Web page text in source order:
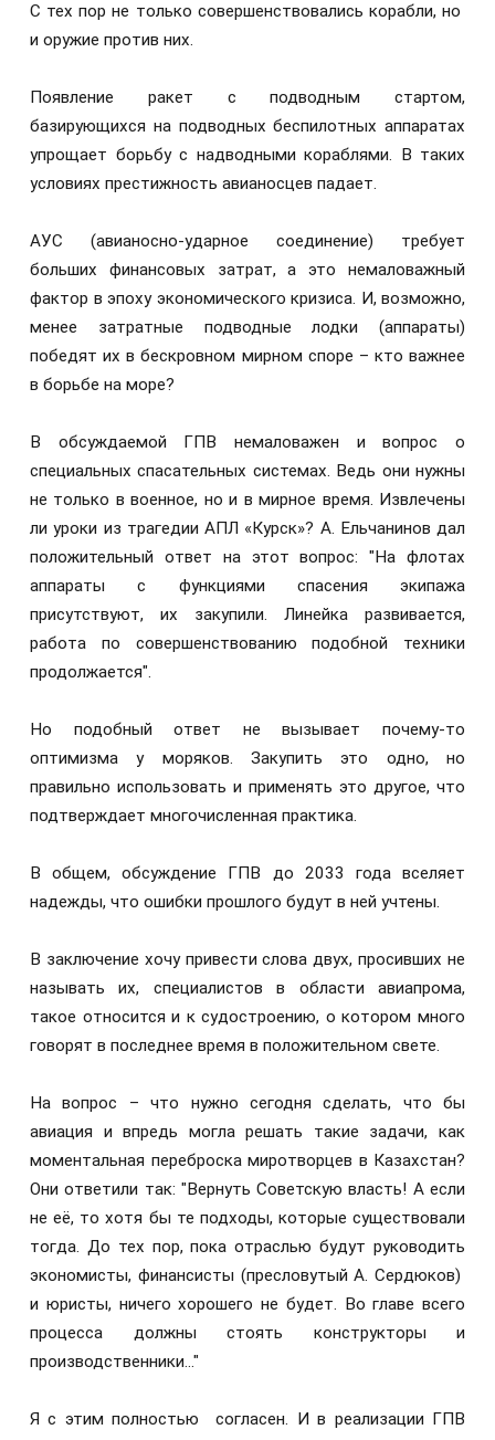
С тех пор не только совершенствовались корабли, но
и оружие против них.
Появление ракет с подводным стартом,
базирующихся на подводных беспилотных аппаратах
упрощает борьбу с надводными кораблями. В таких
условиях престижность авианосцев падает.
АУС (авианосно-ударное соединение) требует
больших финансовых затрат, а это немаловажный
фактор в эпоху экономического кризиса. И, возможно,
менее затратные подводные лодки (аппараты)
победят их в бескровном мирном споре – кто важнее
в борьбе на море?
В обсуждаемой ГПВ немаловажен и вопрос о
специальных спасательных системах. Ведь они нужны
не только в военное, но и в мирное время. Извлечены
ли уроки из трагедии АПЛ «Курск»? А. Ельчанинов дал
положительный ответ на этот вопрос: "На флотах
аппараты с функциями спасения экипажа
присутствуют, их закупили. Линейка развивается,
работа по совершенствованию подобной техники
продолжается".
Но подобный ответ не вызывает почему-то
оптимизма у моряков. Закупить это одно, но
правильно использовать и применять это другое, что
подтверждает многочисленная практика.
В общем, обсуждение ГПВ до 2033 года вселяет
надежды, что ошибки прошлого будут в ней учтены.
В заключение хочу привести слова двух, просивших не
называть их, специалистов в области авиапрома,
такое относится и к судостроению, о котором много
говорят в последнее время в положительном свете.
На вопрос – что нужно сегодня сделать, что бы
авиация и впредь могла решать такие задачи, как
моментальная переброска миротворцев в Казахстан?
Они ответили так: "Вернуть Советскую власть! А если
не её, то хотя бы те подходы, которые существовали
тогда. До тех пор, пока отраслью будут руководить
экономисты, финансисты (пресловутый А. Сердюков)
и юристы, ничего хорошего не будет. Во главе всего
процесса должны стоять конструкторы и
производственники…"
Я с этим полностью согласен. И в реализации ГПВ